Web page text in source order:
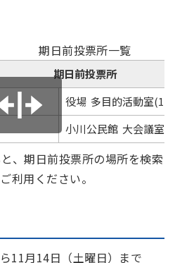
期日前投票所一覧
期日前投票所
役場 多目的活動室(1
小川公民館 大会議室
、期日前投票所の場所を検索
利用ください。
11月14日（土曜日）まで